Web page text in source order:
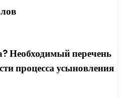
Необходимый перечень
процесса усыновления